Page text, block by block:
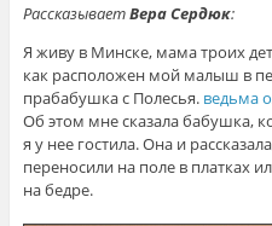
РассказываетВера Сердюк:
Я живу в Минске, мама троих
как расположен мой малыш в
прабабушка с Полесья. ведьма
Об этом мне сказала бабушка,
я у нее гостила. Она и
переносили на поле в платках
на бедре.